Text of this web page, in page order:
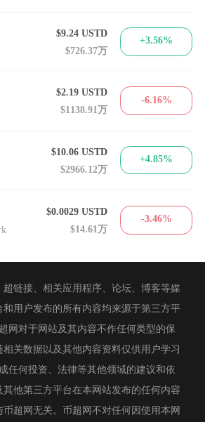
$9.24USTD
$726.37万
+3.56%
$2.19USTD
$1138.91万
-6.16%
$10.06USTD
$2966.12万
+4.85%
$0.0029USTD
$14.61万
-3.46%
超链接、相关应用程序、论坛、博客等媒
用户发布的所有内容均来源于第三方平
网对于网站及其内容不作任何类型的保
关数据以及其他内容资料仅供用户学习
任何投资、法律等其他领域的建议和依
他第三方平台在本网站发布的任何内容
超网无关。币超网不对任何因使用本网